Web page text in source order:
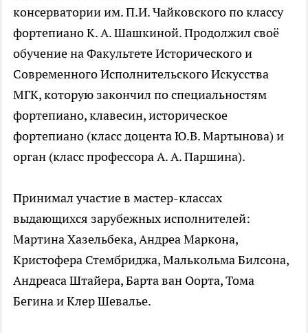
консерватории им. П.И. Чайковского по классу
фортепиано К. А. Шашкиной. Продолжил своё
обучение на Факультете Исторического и
Современного Исполнительского Искусства
МГК, которую закончил по специальностям
фортепиано, клавесин, историческое
фортепиано (класс доцента Ю.В. Мартынова) и
орган (класс профессора А. А. Паршина).
Принимал участие в мастер-классах
выдающихся зарубежных исполнителей:
Мартина Хазельбека, Андреа Маркона,
Кристофера Стембриджа, Малькольма Билсона,
Андреаса Штайера, Барта ван Оорта, Тома
Бегина и Клер Шевалье.